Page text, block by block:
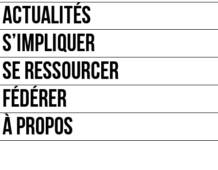
ACTUALITÉS
S’IMPLIQUER
SE RESSOURCER
FÉDÉRER
À PROPOS